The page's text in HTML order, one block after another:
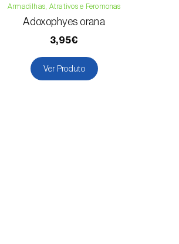
Armadilhas, Atrativos e Feromonas
Adoxophyes orana
3,95€
Ver Produto